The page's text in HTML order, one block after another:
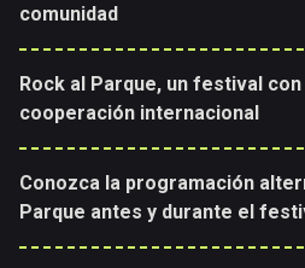
comunidad
Rock al Parque, un festival
cooperación internacional
Conozca la programación
Parque antes y durante el